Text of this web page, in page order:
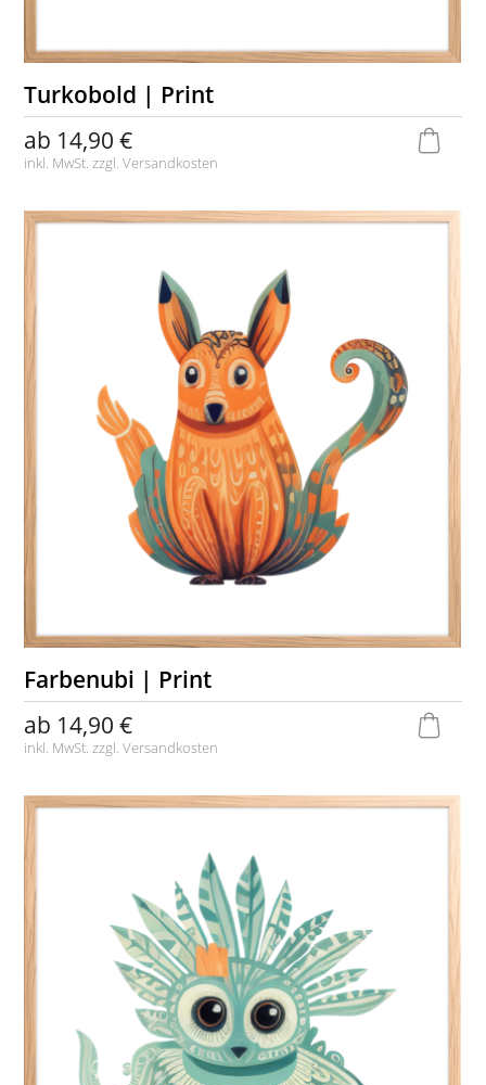
Turkobold | Print
ab 14,90 €
inkl. MwSt. zzgl.Versandkosten
Farbenubi | Print
ab 14,90 €
inkl. MwSt. zzgl.Versandkosten